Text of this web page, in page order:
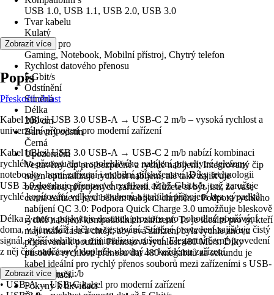
USB 1.0, USB 1.1, USB 2.0, USB 3.0
Tvar kabelu
Kulatý
Vhodné pro
Gaming, Notebook, Mobilní přístroj, Chytrý telefon
Rychlost datového přenosu
5 Gbit/s
Odstínění
Stíněná
Délka
200 cm
Barevný odstín
Černá
Upozornění
Vestavěný čip pro bezpečné a rychlé nabíjení: Integrovaný čip
nejen optimalizuje rychlost nabíjení, ale také zajišťuje
bezpečnost připojených zařízení. Můžete si být jisti, že vaše
cenná zařízení jsou během nabíjení chráněna. Podpora rychlého
nabíjení QC 3.0: Podpora Quick Charge 3.0 umožňuje bleskově
rychlé nabíjení kompatibilních zařízení. To je ideální pro ty, kteří
mají málo času a chtějí, aby svá zařízení byla rychle znovu
připravena k použití. Přenosová rychlost 480 Mb/s: Díky
působivé rychlosti přenosu dat 480 megabitů za sekundu je
kabel ideální pro rychlý přenos souborů mezi zařízeními s USB-
C a počítači.
Pokyny k likvidaci
Zobrazit více
Popis
Přeskočit oblast
Kabel bBleil USB 3.0 USB-A → USB-C 2 m/b – vysoká rychlost a
univerzální připojení pro moderní zařízení
Kabel bBleil USB 3.0 USB-A → USB-C 2 m/b nabízí kombinaci
rychlého přenosu dat a spolehlivého nabíjení pro chytré telefony,
notebooky, herní zařízení i mobilní příslušenství. Díky technologii
USB 3.0 dosahuje přenosové rychlosti až b5 Gbit/s/b, což zaručuje
rychlé kopírování velkých souborů a stabilní připojení bez výpadků.
Délka 2 metry poskytuje dostatek prostoru pro pohodlné používání
doma, v kanceláři i během cestování. Stíněné provedení zajišťuje čistý
signál, vyšší stabilitu a minimalizuje rušení. Elegantní černé provedení
z něj činí nadčasový doplněk vhodný ke každému zařízení.
bKlíčové vlastnosti:/b
• USB-A → USB-C kabel pro moderní zařízení
Zobrazit více